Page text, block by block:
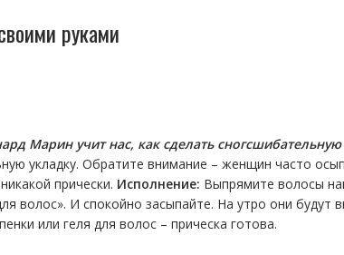
руками
Марин учит нас, как сделать
укладку. Обратите внимание – женщин часто
прически. Исполнение: Выпрямите волосы
волос». И спокойно засыпайте. На утро они будут
или геля для волос – прическа готова.